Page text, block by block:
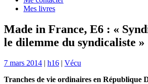
Mes livres
Made in France, E6 : «
le dilemme du syndicaliste »
7 mars 2014 | h16 | Vécu
Tranches de vie ordinaires en République